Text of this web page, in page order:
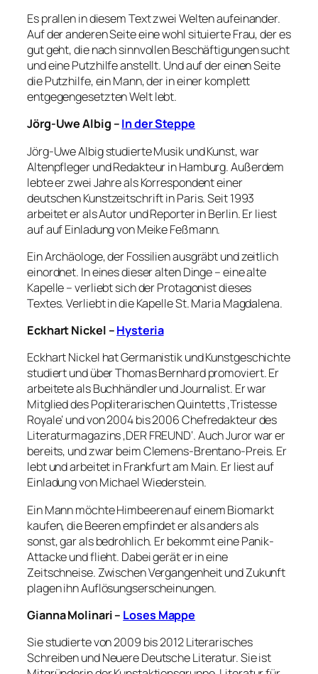
Es prallen in diesem Text zwei Welten aufeinander.
Auf der anderen Seite eine wohl situierte Frau, der es
gut geht, die nach sinnvollen Beschäftigungen sucht
und eine Putzhilfe anstellt. Und auf der einen Seite
die Putzhilfe, ein Mann, der in einer komplett
entgegengesetzten Welt lebt.
Jörg-Uwe Albig –In der Steppe
Jörg-Uwe Albig studierte Musik und Kunst, war
Altenpfleger und Redakteur in Hamburg. Außerdem
lebte er zwei Jahre als Korrespondent einer
deutschen Kunstzeitschrift in Paris. Seit 1993
arbeitet er als Autor und Reporter in Berlin. Er liest
auf auf Einladung von Meike Feßmann.
Ein Archäologe, der Fossilien ausgräbt und zeitlich
einordnet. In eines dieser alten Dinge – eine alte
Kapelle – verliebt sich der Protagonist dieses
Textes. Verliebt in die Kapelle St. Maria Magdalena.
Eckhart Nickel –Hysteria
Eckhart Nickel hat Germanistik und Kunstgeschichte
studiert und über Thomas Bernhard promoviert. Er
arbeitete als Buchhändler und Journalist. Er war
Mitglied des Popliterarischen Quintetts ‚Tristesse
Royale‘ und von 2004 bis 2006 Chefredakteur des
Literaturmagazins ‚DER FREUND‘. Auch Juror war er
bereits, und zwar beim Clemens-Brentano-Preis. Er
lebt und arbeitet in Frankfurt am Main. Er liest auf
Einladung von Michael Wiederstein.
Ein Mann möchte Himbeeren auf einem Biomarkt
kaufen, die Beeren empfindet er als anders als
sonst, gar als bedrohlich. Er bekommt eine Panik-
Attacke und flieht. Dabei gerät er in eine
Zeitschneise. Zwischen Vergangenheit und Zukunft
plagen ihn Auflösungserscheinungen.
Gianna Molinari – Loses Mappe
Sie studierte von 2009 bis 2012 Literarisches
Schreiben und Neuere Deutsche Literatur. Sie ist